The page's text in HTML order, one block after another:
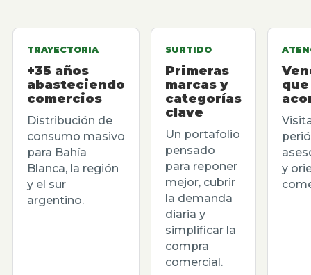
TRAYECTORIA
+35 años
abasteciendo
comercios
Distribución de
consumo masivo
para Bahía
Blanca, la región
y el sur
argentino.
SURTIDO
Primeras
marcas y
categorías
clave
Un portafolio
pensado
para reponer
mejor, cubrir
la demanda
diaria y
simplificar la
compra
comercial.
que
y